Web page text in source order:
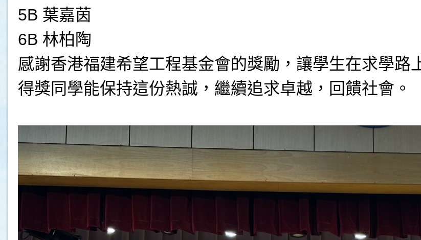
5B 葉嘉茵
6B 林柏陶
感謝香港福建希望工程基金會的獎勵，讓學生在求學路
得獎同學能保持這份熱誠，繼續追求卓越，回饋社會。